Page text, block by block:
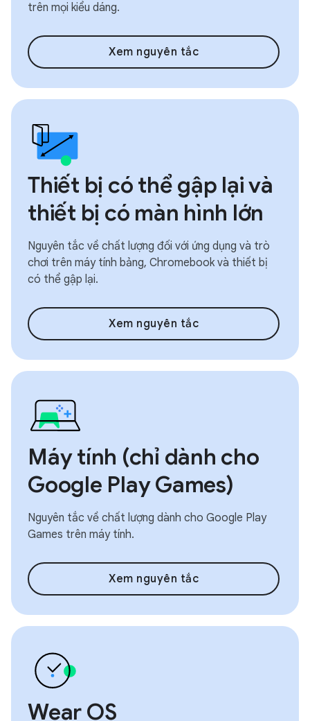
trên mọi kiểu dáng.
Xem nguyên tắc
Thiết bị có thể gập lại và
thiết bị có màn hình lớn
Nguyên tắc về chất lượng đối với ứng dụng và trò
chơi trên máy tính bảng, Chromebook và thiết bị
có thể gập lại.
Xem nguyên tắc
Máy tính (chỉ dành cho
Google Play Games)
Nguyên tắc về chất lượng dành cho Google Play
Games trên máy tính.
Xem nguyên tắc
Wear OS